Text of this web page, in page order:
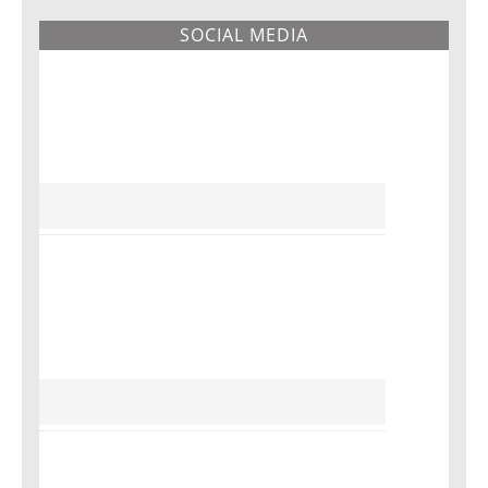
SOCIAL MEDIA